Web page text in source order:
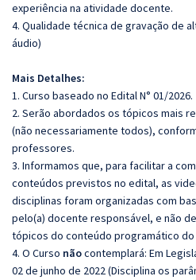
experiência na atividade docente.
4. Qualidade técnica de gravação de
áudio)
Mais Detalhes:
1. Curso baseado no Edital N° 01/2026.
2. Serão abordados os tópicos mais
(não necessariamente todos),
professores.
3. Informamos que, para facilitar a
conteúdos previstos no edital, as
disciplinas foram organizadas com
pelo(a) docente responsável, e não
tópicos do conteúdo programático
4. O Curso nãocontemplará: Em
02 de junho de 2022 (Disciplina os